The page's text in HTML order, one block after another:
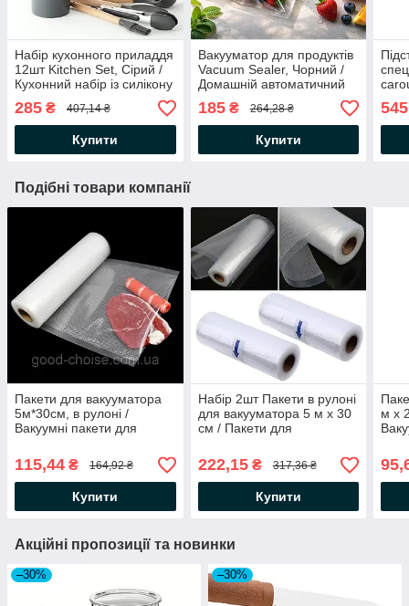
Набір кухонного приладдя
12шт Kitchen Set, Сірий /
Кухонний набір із силікону
та дерева з підставкою
285 ₴ 407,14 ₴
Купити
Вакууматор для продуктів
Vacuum Sealer, Чорний /
Домашній автоматичний
вакуумний пакувальник
185₴ 264,28 ₴
Купити
545
Подібні товари компанії
Пакети для вакууматора
5м*30см, в рулоні /
Вакуумні пакети для
115,44 ₴ 164,92 ₴
Купити
Набір 2шт Пакети в рулоні
для вакууматора 5 м х 30
см / Пакети для
та зберігання їжі
222,15₴ 317,36 ₴
Купити
м х
Акційні пропозиції та новинки
–30% –30%